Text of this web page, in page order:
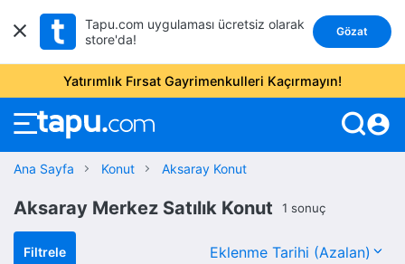
Tapu.com uygulaması ücretsiz olarak
store'da!
Gözat
Yatırımlık Fırsat Gayrimenkulleri Kaçırmayın!
account_circle
Ana Sayfa Konut Aksaray Konut
Aksaray Merkez Satılık Konut 1 sonuç
Filtrele